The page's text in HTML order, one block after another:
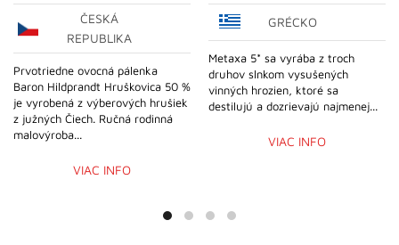
ČESKÁ
REPUBLIKA
Prvotriedne ovocná pálenka
Baron Hildprandt Hruškovica 50 %
je vyrobená z výberových hrušiek
z južných Čiech. Ručná rodinná
malovýroba...
VIAC INFO
GRÉCKO
Metaxa 5* sa vyrába z troch
druhov slnkom vysušených
vinných hrozien, ktoré sa
destilujú a dozrievajú najmenej...
VIAC INFO